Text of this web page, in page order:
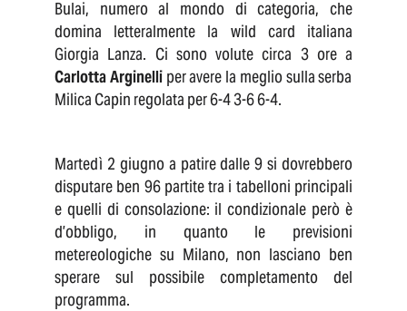
Bulai, numero al mondo di categoria, che
domina letteralmente la wild card italiana
Giorgia Lanza. Ci sono volute circa 3 ore a
Carlotta Arginelliper avere la meglio sulla serba
Milica Capin regolata per 6-4 3-6 6-4.
Martedì 2 giugno a patire dalle 9 si dovrebbero
disputare ben 96 partite tra i tabelloni principali
e quelli di consolazione: il condizionale però è
d’obbligo, in quanto le previsioni
metereologiche su Milano, non lasciano ben
sperare sul possibile completamento del
programma.